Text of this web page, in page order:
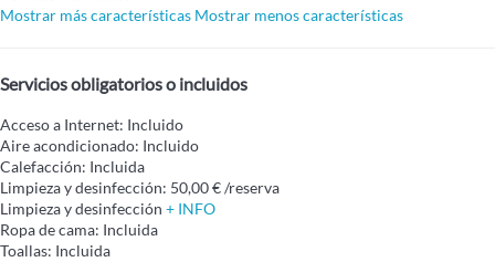
Mostrar más características Mostrar menos características
Servicios obligatorios o incluidos
Acceso a Internet: Incluido
Aire acondicionado: Incluido
Calefacción: Incluida
Limpieza y desinfección: 50,00 € /reserva
Limpieza y desinfección + INFO
Ropa de cama: Incluida
Toallas: Incluida